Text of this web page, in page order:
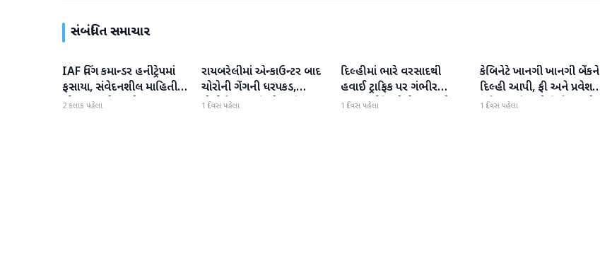
સંબંધિત સમાચાર
રાષ્ટ્રીય
IAF વિંગ કમાન્ડર હનીટ્રેપમાં
ફસાયા, સંવેદનશીલ માહિતી
લીક કરવાનો આરોપ
2 કલાક પહેલા
રાષ્ટ્રીય
રાયબરેલીમાં એન્કાઉન્ટર બાદ
ચોરોની ગેંગની ધરપકડ,
પોલીસે 12.4 કિલો ચાંદીના
1 દિવસ પહેલા
રાષ્ટ્રીય
દિલ્હીમાં ભારે વરસાદથી
હવાઈ ટ્રાફિક પર ગંભીર
અસર; ઈન્ડિગોએ મુસાફરો
1 દિવસ પહેલા
રાષ્ટ્રીય
કેબિનેટે ખાનગી ખાનગી બેંકને
દિલ્હી આપી, ફી અને પ્રવેશ
માટે નવા નિયમો વિશે જાણો
1 દિવસ પહેલા